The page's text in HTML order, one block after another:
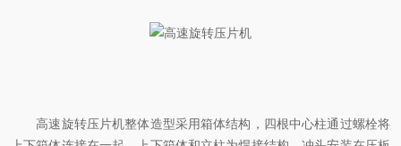
高速旋转压片机整体造型采用箱体结构，四根中心柱通过螺栓将